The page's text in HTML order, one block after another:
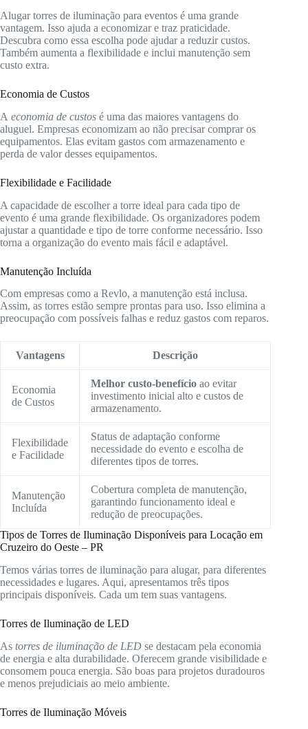
Alugar torres de iluminação para eventos é uma grande
vantagem. Isso ajuda a economizar e traz praticidade.
Descubra como essa escolha pode ajudar a reduzir custos.
Também aumenta a flexibilidade e inclui manutenção sem
custo extra.
Economia de Custos
A economia de custos é uma das maiores vantagens do
aluguel. Empresas economizam ao não precisar comprar os
equipamentos. Elas evitam gastos com armazenamento e
perda de valor desses equipamentos.
Flexibilidade e Facilidade
A capacidade de escolher a torre ideal para cada tipo de
evento é uma grande flexibilidade. Os organizadores podem
ajustar a quantidade e tipo de torre conforme necessário. Isso
torna a organização do evento mais fácil e adaptável.
Manutenção Incluída
Com empresas como a Revlo, a manutenção está inclusa.
Assim, as torres estão sempre prontas para uso. Isso elimina a
preocupação com possíveis falhas e reduz gastos com reparos.
Vantagens Descrição
Economia
de Custos
Melhor custo-benefício ao evitar
investimento inicial alto e custos de
armazenamento.
Flexibilidade
e Facilidade
Status de adaptação conforme
necessidade do evento e escolha de
diferentes tipos de torres.
Manutenção
Incluída
Cobertura completa de manutenção,
garantindo funcionamento ideal e
redução de preocupações.
Tipos de Torres de Iluminação Disponíveis para Locação em
Cruzeiro do Oeste – PR
Temos várias torres de iluminação para alugar, para diferentes
necessidades e lugares. Aqui, apresentamos três tipos
principais disponíveis. Cada um tem suas vantagens.
Torres de Iluminação de LED
As torres de iluminação de LED se destacam pela economia
de energia e alta durabilidade. Oferecem grande visibilidade e
consomem pouca energia. São boas para projetos duradouros
e menos prejudiciais ao meio ambiente.
Torres de Iluminação Móveis